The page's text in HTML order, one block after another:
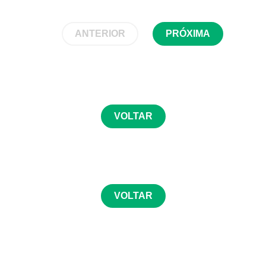
ANTERIOR PRÓXIMA
VOLTAR
VOLTAR